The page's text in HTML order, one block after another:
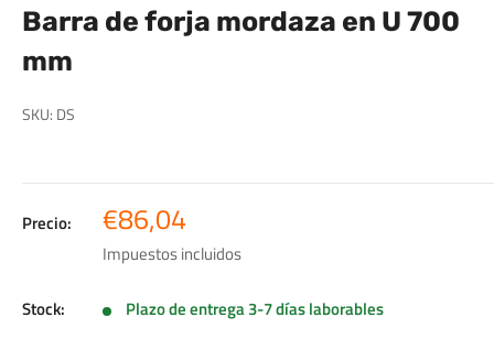
Barra de forja mordaza en U 700
mm
SKU: DS
Precio: Precio
de
venta
€86,04
Impuestos incluidos
Stock: Plazo de entrega 3-7 días laborables